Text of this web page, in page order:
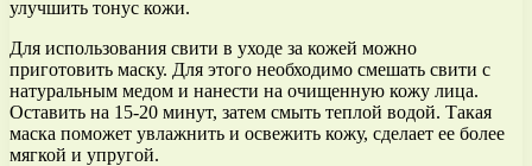
улучшить тонус кожи.
Для использования свити в уходе за кожей можно
приготовить маску. Для этого необходимо смешать свити с
натуральным медом и нанести на очищенную кожу лица.
Оставить на 15-20 минут, затем смыть теплой водой. Такая
маска поможет увлажнить и освежить кожу, сделает ее более
мягкой и упругой.